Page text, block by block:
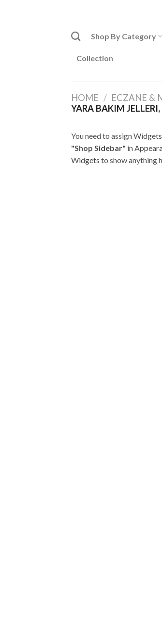
Shop By Category
Collection
HOME / ECZANE &
YARA BAKIM JELLERI,
You need to assign
"Shop Sidebar" in
Widgets to show anything